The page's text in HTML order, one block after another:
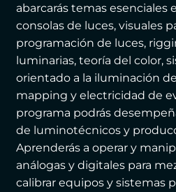
abarcarás temas esenciales
consolas de luces, visuales
programación de luces,
luminarias, teoría del color,
orientado a la iluminación
mapping y electricidad de
programa podrás
de luminotécnicos y
Aprenderás a operar y
análogas y digitales para
calibrar equipos y sistemas